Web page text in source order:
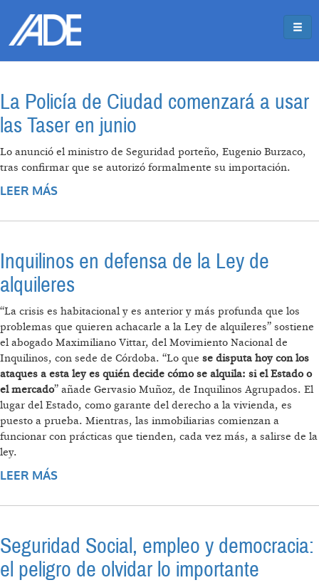
La Policía de Ciudad comenzará a usar
las Taser en junio
Lo anunció el ministro de Seguridad porteño, Eugenio Burzaco,
tras confirmar que se autorizó formalmente su importación.
LEER MÁS
Inquilinos en defensa de la Ley de
alquileres
“La crisis es habitacional y es anterior y más profunda que los
problemas que quieren achacarle a la Ley de alquileres” sostiene
el abogado Maximiliano Vittar, del Movimiento Nacional de
Inquilinos, con sede de Córdoba. “Lo que se disputa hoy con los
ataques a esta ley es quién decide cómo se alquila: si el Estado o
el mercado” añade Gervasio Muñoz, de Inquilinos Agrupados. El
lugar del Estado, como garante del derecho a la vivienda, es
puesto a prueba. Mientras, las inmobiliarias comienzan a
funcionar con prácticas que tienden, cada vez más, a salirse de la
ley.
LEER MÁS
Seguridad Social, empleo y democracia:
el peligro de olvidar lo importante